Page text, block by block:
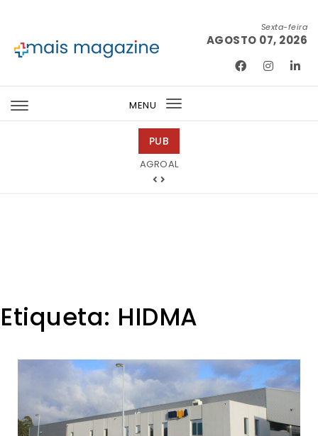
Sexta-feira
AGOSTO 07, 2026
MENU
Toggle
PUB
AGROAL
Tintas 2000
Etiqueta: HIDMA